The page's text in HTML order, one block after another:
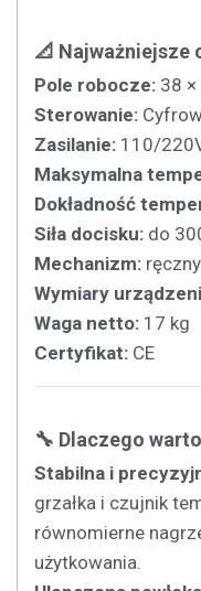
📐 Najważniejsze
Pole robocze: 38
Sterowanie:
Zasilanie: 110/
Maksymalna
Dokładność
Siła docisku: do
Mechanizm:
Wymiary
Waga netto: 17 kg
Certyfikat: CE
🔧 Dlaczego
Stabilna i
grzałka i czujnik
równomierne
użytkowania.